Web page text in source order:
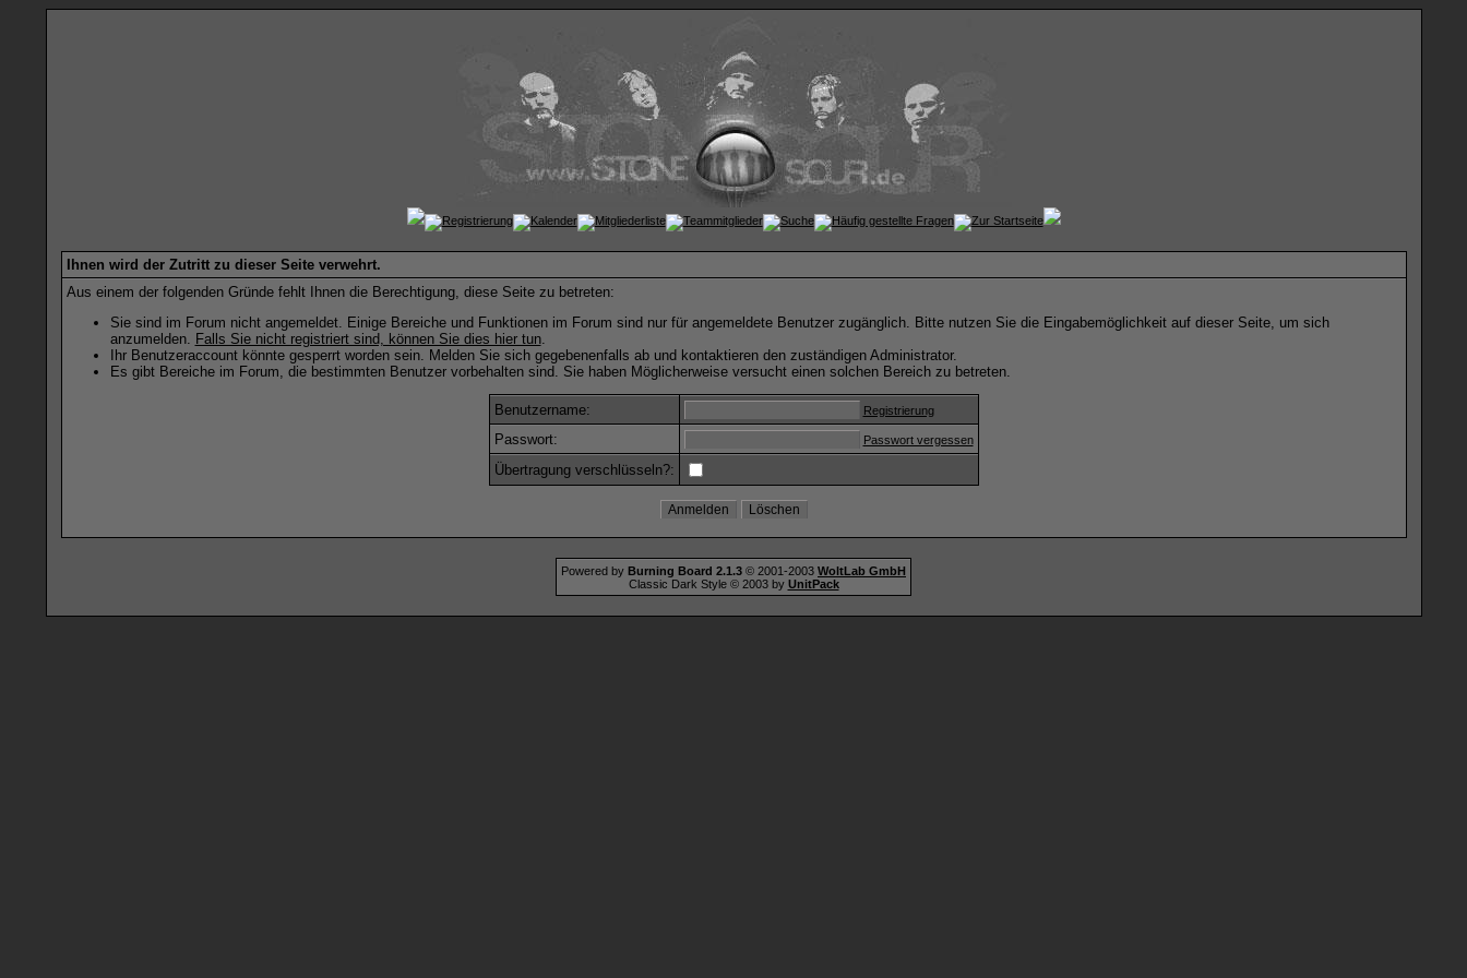
Ihnen wird der Zutritt zu dieser Seite verwehrt.
Aus einem der folgenden Gründe fehlt Ihnen die Berechtigung, diese Seite zu betreten:
Sie sind im Forum nicht angemeldet. Einige Bereiche und Funktionen im Forum sind nur für angemeldete Benutzer zugänglich. Bitte nutzen Sie die Eingabemöglichkeit auf dieser Seite, um sich
anzumelden. Falls Sie nicht registriert sind, können Sie dies hier tun.
Ihr Benutzeraccount könnte gesperrt worden sein. Melden Sie sich gegebenenfalls ab und kontaktieren den zuständigen Administrator.
Es gibt Bereiche im Forum, die bestimmten Benutzer vorbehalten sind. Sie haben Möglicherweise versucht einen solchen Bereich zu betreten.
Benutzername: Registrierung
Passwort: Passwort vergessen
Übertragung verschlüsseln?:
Powered by Burning Board 2.1.3 © 2001-2003 WoltLab GmbH
Classic Dark Style © 2003 by UnitPack